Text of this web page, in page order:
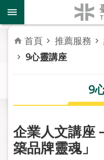
跳到主要內容區塊
到
館
資
訊
務
活
動
首頁 推薦服務
9心靈講座
9
企業人文講座
築品牌靈魂」